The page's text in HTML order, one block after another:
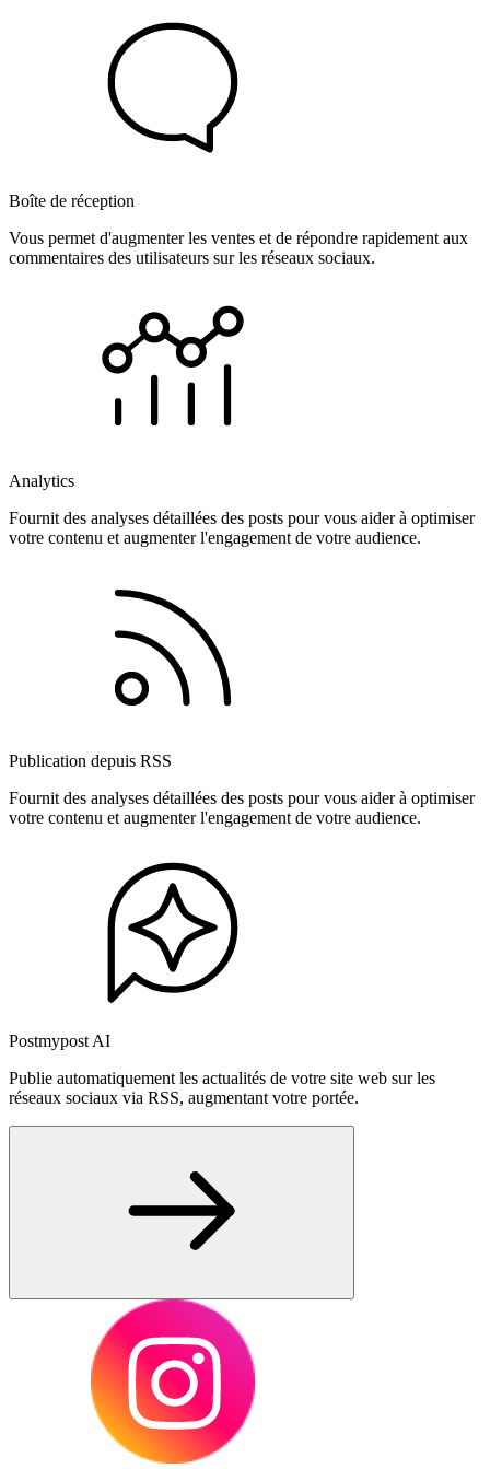
Boîte de réception
Vous permet d'augmenter les ventes et de répondre rapidement aux
commentaires des utilisateurs sur les réseaux sociaux.
Analytics
Fournit des analyses détaillées des posts pour vous aider à optimiser
votre contenu et augmenter l'engagement de votre audience.
Publication depuis RSS
Fournit des analyses détaillées des posts pour vous aider à optimiser
votre contenu et augmenter l'engagement de votre audience.
Postmypost AI
Publie automatiquement les actualités de votre site web sur les
réseaux sociaux via RSS, augmentant votre portée.